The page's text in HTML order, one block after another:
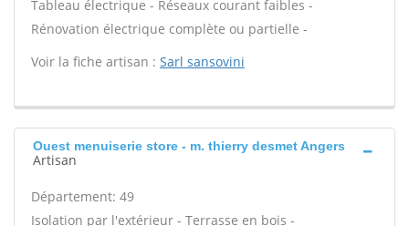
Tableau électrique - Réseaux courant faibles -
Rénovation électrique complète ou partielle -
Voir la fiche artisan : Sarl sansovini
Ouest menuiserie store - m. thierry desmet Angers
Artisan
Département: 49
Isolation par l'extérieur - Terrasse en bois -